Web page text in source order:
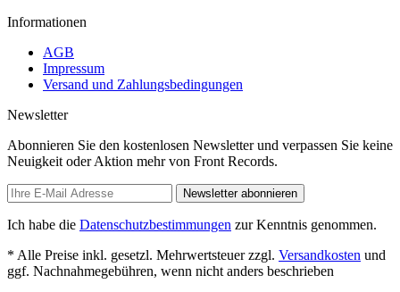
Informationen
AGB
Impressum
Versand und Zahlungsbedingungen
Newsletter
Abonnieren Sie den kostenlosen Newsletter und verpassen Sie keine
Neuigkeit oder Aktion mehr von Front Records.
Newsletter abonnieren
Ich habe die Datenschutzbestimmungen zur Kenntnis genommen.
* Alle Preise inkl. gesetzl. Mehrwertsteuer zzgl. Versandkosten und
ggf. Nachnahmegebühren, wenn nicht anders beschrieben